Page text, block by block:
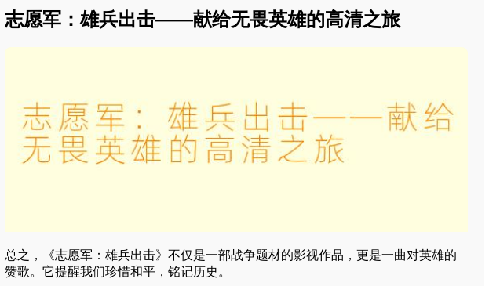
志愿军：雄兵出击——献给无畏英雄的高清之旅
总之，《志愿军：雄兵出击》不仅是一部战争题材的影视作品，更是一曲对英雄的
赞歌。它提醒我们珍惜和平，铭记历史。